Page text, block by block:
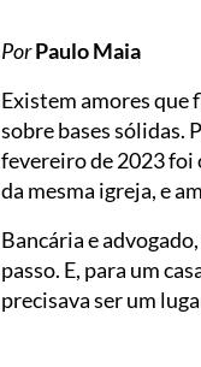
PorPaulo Maia
Existem amores que
sobre bases sólidas.
fevereiro de 2023 foi
da mesma igreja, e
Bancária e
passo. E, para um
precisava ser um